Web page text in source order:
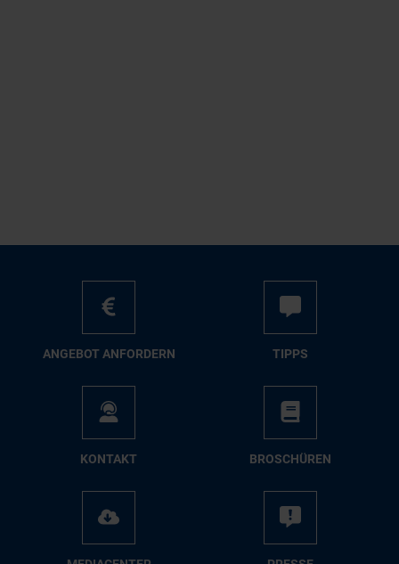
AN­GE­BOT AN­FOR­DERN TIPPS
KON­TAKT BRO­SCHÜ­REN